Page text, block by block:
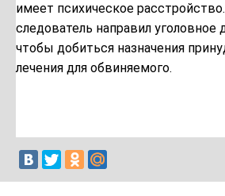
имеет психическое
следователь направил уголовное
чтобы добиться назначения
лечения для обвиняемого.